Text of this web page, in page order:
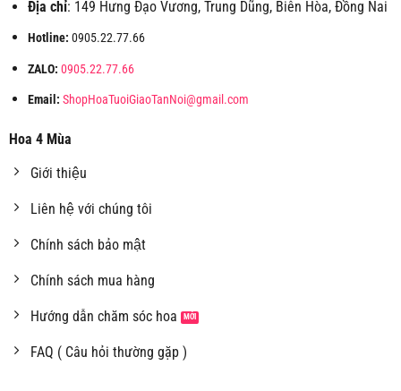
Địa chỉ: 149 Hưng Đạo Vương, Trung Dũng, Biên Hòa, Đồng Nai
Hotline: 0905.22.77.66
ZALO: 0905.22.77.66
Email: ShopHoaTuoiGiaoTanNoi@gmail.com
Hoa 4 Mùa
Giới thiệu
Liên hệ với chúng tôi
Chính sách bảo mật
Chính sách mua hàng
Hướng dẫn chăm sóc hoa
FAQ ( Câu hỏi thường gặp )